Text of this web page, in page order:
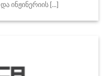
ინჟინერიის [...]